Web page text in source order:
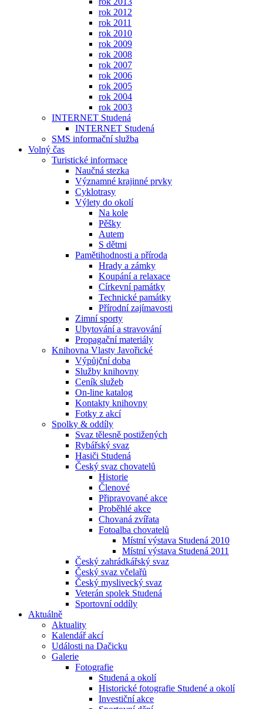
rok 2012
rok 2011
rok 2010
rok 2009
rok 2008
rok 2007
rok 2006
rok 2005
rok 2004
rok 2003
INTERNET Studená
INTERNET Studená
SMS informační služba
Volný čas
Turistické informace
Naučná stezka
Významné krajinné prvky
Cyklotrasy
Výlety do okolí
Na kole
Pěšky
Autem
S dětmi
Pamětihodnosti a příroda
Hrady a zámky
Koupání a relaxace
Církevní památky
Technické památky
Přírodní zajímavosti
Zimní sporty
Ubytování a stravování
Propagační materiály
Knihovna Vlasty Javořické
Výpůjční doba
Služby knihovny
Ceník služeb
On-line katalog
Kontakty knihovny
Fotky z akcí
Spolky & oddíly
Svaz tělesně postižených
Rybářský svaz
Hasiči Studená
Český svaz chovatelů
Historie
Členové
Připravované akce
Proběhlé akce
Chovaná zvířata
Fotoalba chovatelů
Místní výstava Studená 2010
Místní výstava Studená 2011
Český zahrádkářský svaz
Český svaz včelařů
Český myslivecký svaz
Veterán spolek Studená
Sportovní oddíly
Aktuálně
Aktuality
Kalendář akcí
Události na Dačicku
Galerie
Fotografie
Studená a okolí
Historické fotografie Studené a okolí
Investiční akce